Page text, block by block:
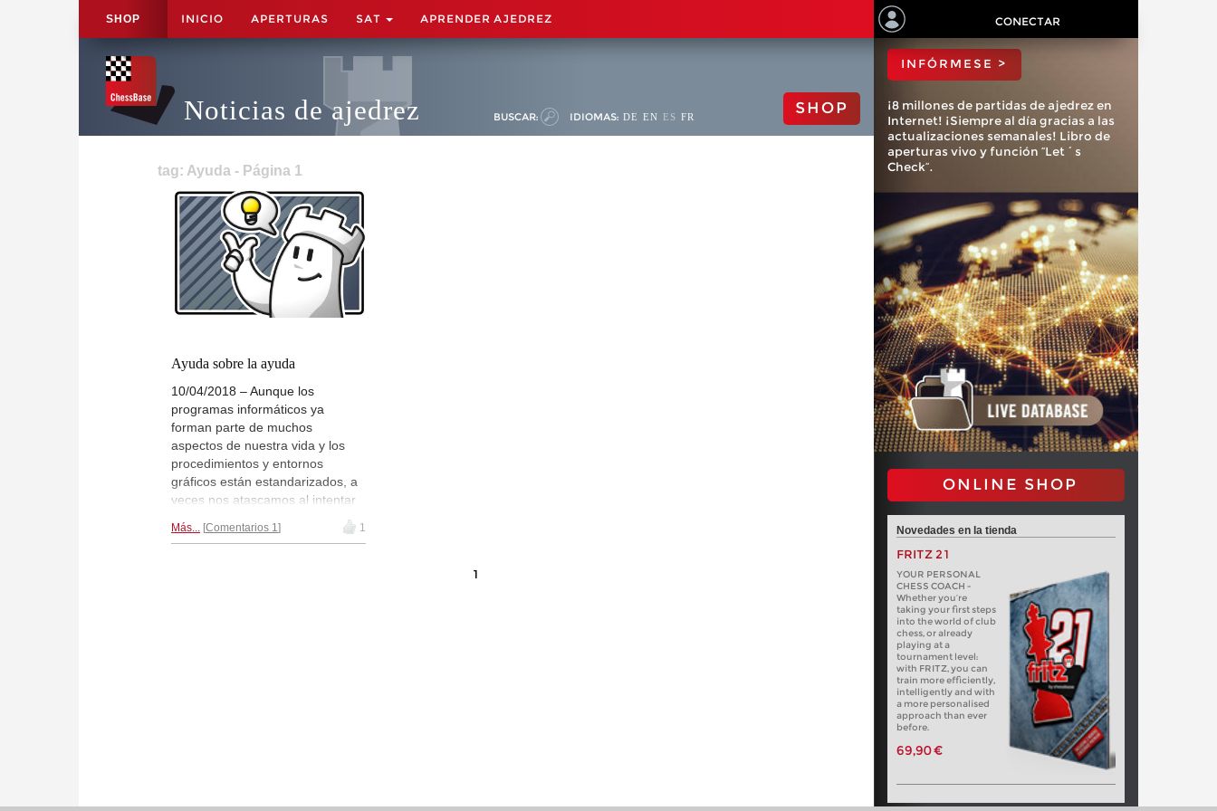
SHOP INICIO APERTURAS SAT APRENDER AJEDREZ CONECTAR
Noticias de ajedrez BUSCAR: IDIOMAS: DE EN ES FR SHOP
tag: Ayuda - Página 1
Ayuda sobre la ayuda
10/04/2018 – Aunque los
programas informáticos ya
forman parte de muchos
aspectos de nuestra vida y los
procedimientos y entornos
gráficos están estandarizados, a
veces nos atascamos al intentar
conseguir una determinada cosa
o cuando algo no funciona
Más... Comentarios 1 1
1
ChessBase?
INFÓRMESE >
¡8 millones de partidas de ajedrez en
Internet! ¡Siempre al día gracias a las
actualizaciones semanales! Libro de
aperturas vivo y función “Let´s
Check”.
ONLINE SHOP
Novedades en la tienda
FRITZ 21
YOUR PERSONAL
CHESS COACH -
Whether you’re
taking your first steps
into the world of club
chess, or already
playing at a
tournament level:
with FRITZ, you can
train more efficiently,
intelligently and with
a more personalised
approach than ever
before.
69,90 €